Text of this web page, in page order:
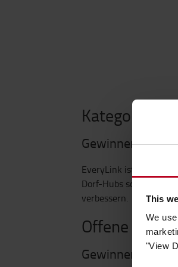
This
We
"View
Kategorie
Gewinner:
EveryLink ist ein
Dorf-Hubs soll das
verbessern.
Offene
Gewinner: